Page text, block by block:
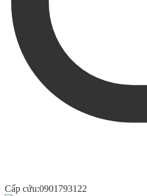
Cấp cứu:0901793122